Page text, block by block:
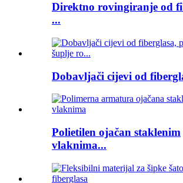
Direktno rovingiranje od
...
Dobavljači cijevi od
Polietilen ojačan staklenim
vlaknima...